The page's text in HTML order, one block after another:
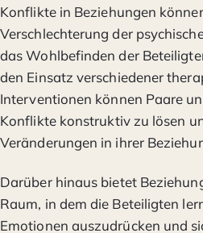
Konflikte in Beziehungen
Verschlechterung der
das Wohlbefinden der
den Einsatz verschiedener
Interventionen können Paare
Konflikte konstruktiv zu lösen
Veränderungen in ihrer
Darüber hinaus bietet
Raum, in dem die Beteiligten
Emotionen auszudrücken und